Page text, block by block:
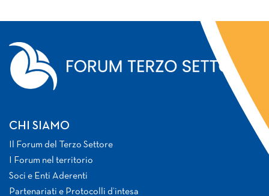
CHI SIAMO
Il Forum del Terzo Settore
I Forum nel territorio
Soci e Enti Aderenti
Partenariati e Protocolli d’intesa